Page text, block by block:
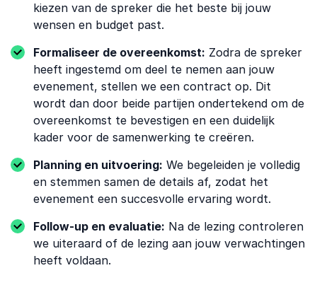
kiezen van de spreker die het beste bij jouw
wensen en budget past.
Formaliseer de overeenkomst: Zodra de spreker
heeft ingestemd om deel te nemen aan jouw
evenement, stellen we een contract op. Dit
wordt dan door beide partijen ondertekend om de
overeenkomst te bevestigen en een duidelijk
kader voor de samenwerking te creëren.
Planning en uitvoering: We begeleiden je volledig
en stemmen samen de details af, zodat het
evenement een succesvolle ervaring wordt.
Follow-up en evaluatie: Na de lezing controleren
we uiteraard of de lezing aan jouw verwachtingen
heeft voldaan.